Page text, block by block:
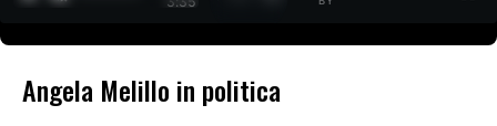
Angela Melillo in politica